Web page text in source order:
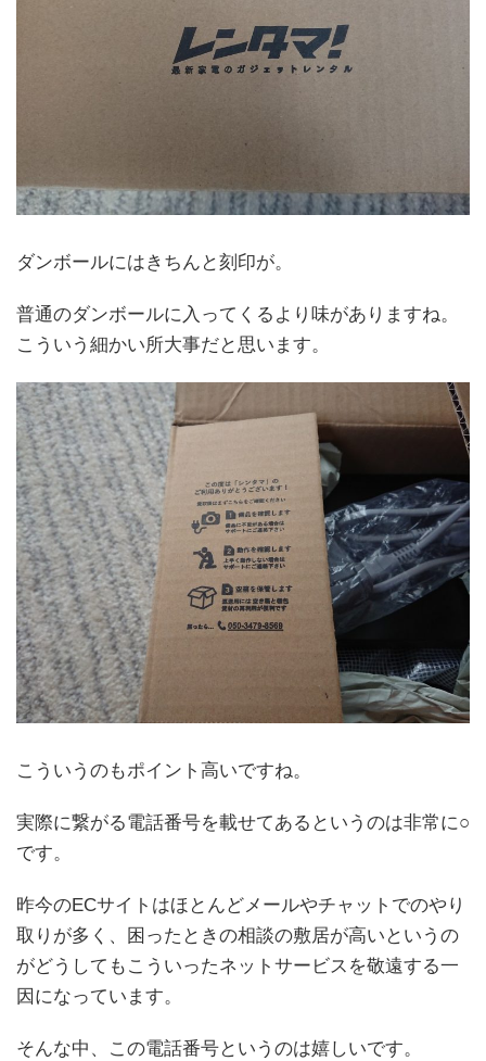
ダンボールにはきちんと刻印が。
普通のダンボールに入ってくるより味がありますね。
こういう細かい所大事だと思います。
こういうのもポイント高いですね。
実際に繋がる電話番号を載せてあるというのは非常に○
です。
昨今のECサイトはほとんどメールやチャットでのやり
取りが多く、困ったときの相談の敷居が高いというの
がどうしてもこういったネットサービスを敬遠する一
因になっています。
そんな中、この電話番号というのは嬉しいです。